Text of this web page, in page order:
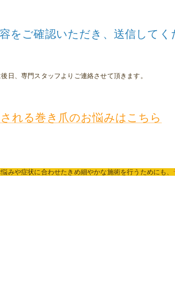
をご確認いただき、送信してく
日、専門スタッフよりご連絡させて頂きます。
れる巻き爪のお悩みはこちら
みや症状に合わせたきめ細やかな施術を行うためにも、